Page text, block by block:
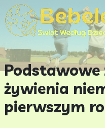
Podstawowe
żywienia
pierwszym